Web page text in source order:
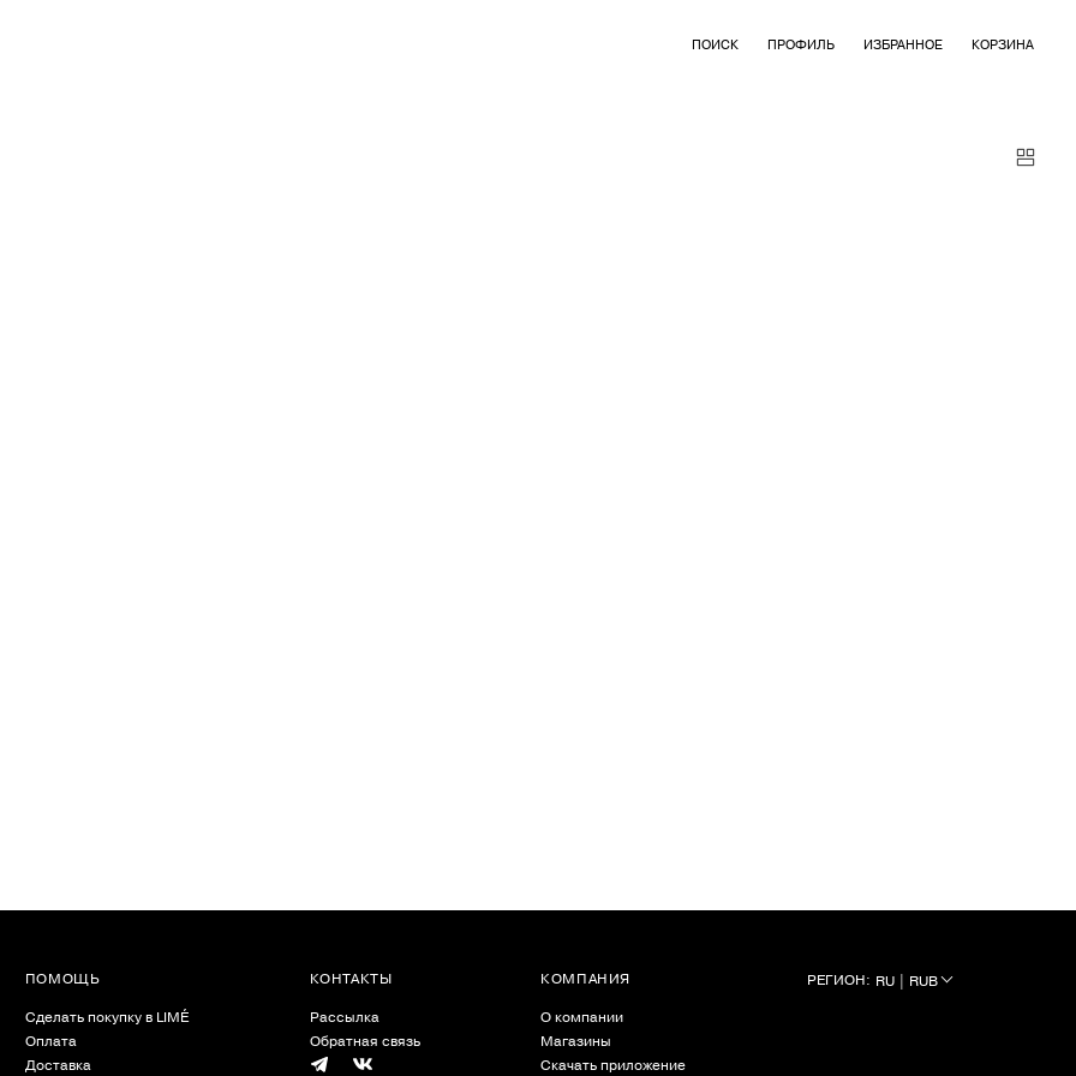
ПОИСК ПРОФИЛЬ ИЗБРАННОЕ КОРЗИНА
ПОМОЩЬ
Сделать покупку в LIMÉ
Оплата
Доставка
КОНТАКТЫ
Рассылка
Обратная связь
КОМПАНИЯ
О компании
Магазины
Скачать приложение
РЕГИОН: RU | RUB